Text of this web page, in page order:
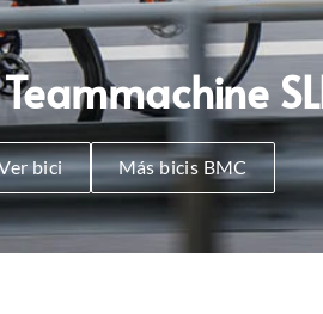
bici Más bicis BMC